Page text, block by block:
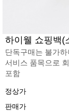
하이웰 쇼핑백(
단독구매는 불가
서비스 품목으로
포함
정상가
판매가